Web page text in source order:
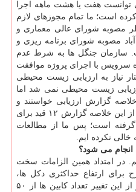
توانست هفت یا هشت ماهه اجرا
است؛ ما تمام مجوزهای لازم
مصوبه شورای عالی معماری و
مصوبه شورای برنامه ریزی و
سازمان جنگل ها به شرط عدم
با اجرای پروژه موافقت
نیاز به ارزیابی زیست محیطی
زیست محیطی نمی شد اما
خلاصه گزارش ارزیابی خواستند و
محیط زیست هم از این خلاصه گزارش ۱۲ قید برای
گرفته است؛ پس ما از مطالعات
نكرده ایم.
انجام می شود؟
در امتداد همین الزامات سخت
برای ارتفاع حداكثری دكل ها،
تعداد دكل ها از ۲۶ به ۲۴ و متأثر از این تغییر تعداد كابین ها از ۵۰